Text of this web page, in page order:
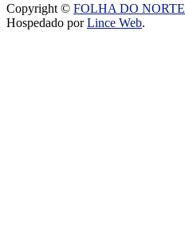
Copyright © FOLHA DO NORTE
Hospedado porLince Web.